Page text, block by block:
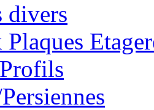
divers
Plaques